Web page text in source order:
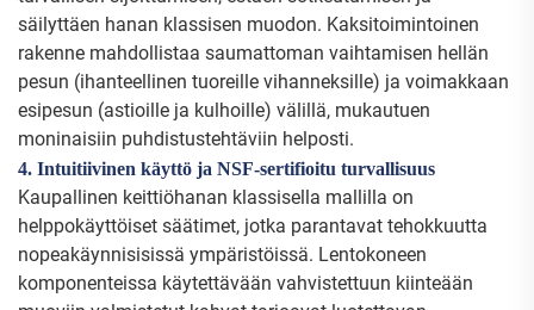
säilyttäen hanan klassisen muodon. Kaksitoimintoinen
rakenne mahdollistaa saumattoman vaihtamisen hellän
pesun (ihanteellinen tuoreille vihanneksille) ja voimakkaan
esipesun (astioille ja kulhoille) välillä, mukautuen
moninaisiin puhdistustehtäviin helposti.
4. Intuitiivinen käyttö ja NSF-sertifioitu turvallisuus
Kaupallinen keittiöhanan klassisella mallilla on
helppokäyttöiset säätimet, jotka parantavat tehokkuutta
nopeakäynnisisissä ympäristöissä. Lentokoneen
komponenteissa käytettävään vahvistettuun kiinteään